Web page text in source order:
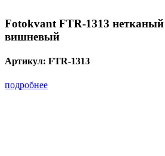
Fotokvant FTR-1313
вишневый
Артикул: FTR-1313
подробнее